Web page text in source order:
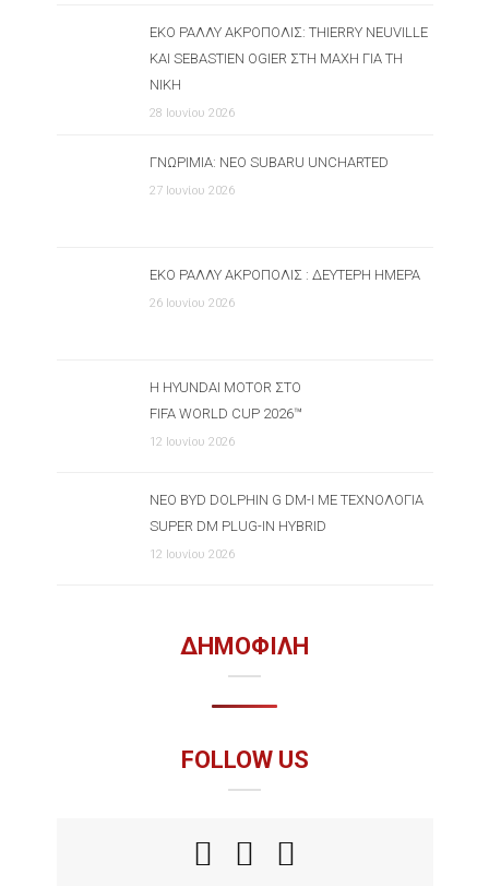
ΕΚΟ ΡΆΛΛΥ ΑΚΡΌΠΟΛΙΣ: THIERRY NEUVILLE
ΚΑΙ SEBASTIEN OGIER ΣΤΗ ΜΆΧΗ ΓΙΑ ΤΗ
ΝΊΚΗ
28 Ιουνίου 2026
ΓΝΩΡΙΜΊΑ: ΝΈΟ SUBARU UNCHARTED
27 Ιουνίου 2026
ΕΚΟ ΡΆΛΛΥ ΑΚΡΌΠΟΛΙΣ : ΔΕΎΤΕΡΗ ΗΜΈΡΑ
26 Ιουνίου 2026
Η HYUNDAI MOTOR ΣΤΟ
FIFA WORLD CUP 2026™
12 Ιουνίου 2026
ΝΈΟ BYD DOLPHIN G DM-I ΜΕ ΤΕΧΝΟΛΟΓΊΑ
SUPER DM PLUG-IN HYBRID
12 Ιουνίου 2026
ΔΗΜΟΦΙΛΗ
FOLLOW US